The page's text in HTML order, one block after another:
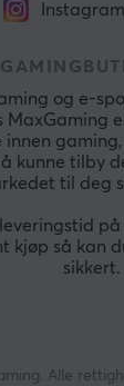
Instagram
og e-
MaxGaming
innen
kunne tilby
til deg
kjøp så kan
sikkert.
Alle